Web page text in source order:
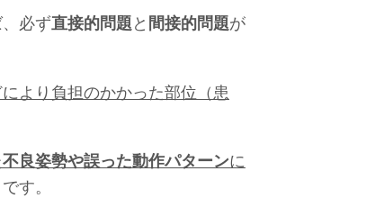
必ず直接的問題と 間接的問題が
より負担のかかった部位（患
不良姿勢や誤った動作パターンに
す。